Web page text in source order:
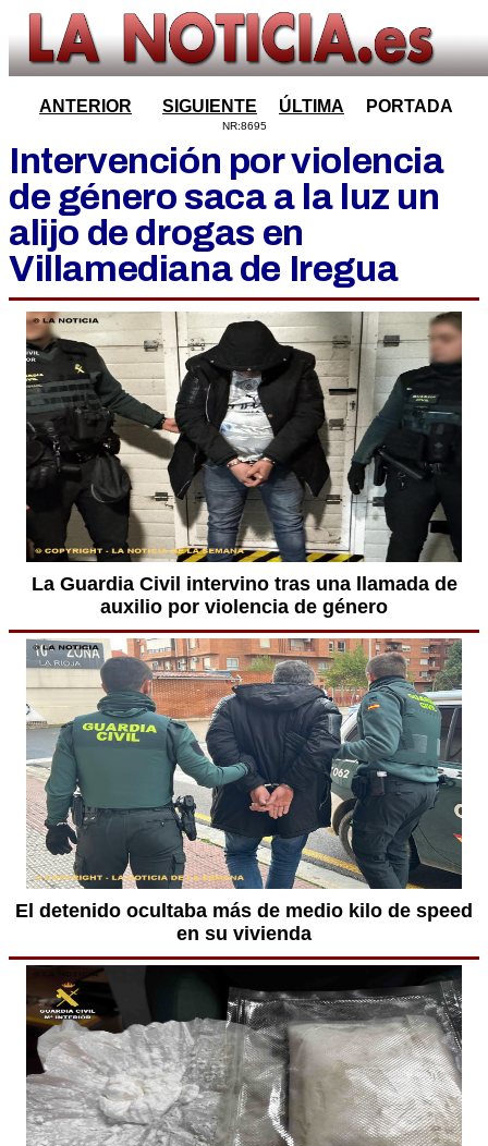
ANTERIOR SIGUIENTE ÚLTIMA PORTADA
NR:8695
Intervención por violencia
de género saca a la luz un
alijo de drogas en
Villamediana de Iregua
La Guardia Civil intervino tras una llamada de
auxilio por violencia de género
El detenido ocultaba más de medio kilo de speed
en su vivienda